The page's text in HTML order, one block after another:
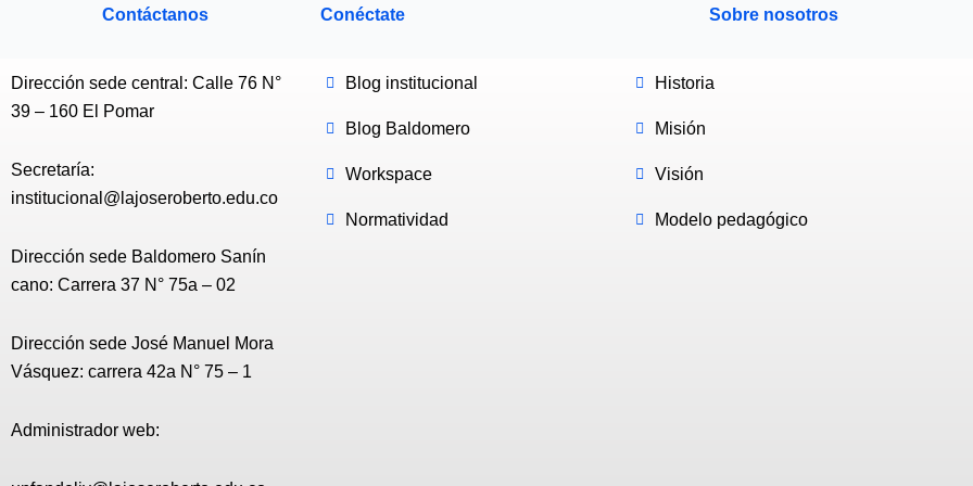
Contáctanos Conéctate Sobre nosotros
Dirección sede central: Calle 76 N°
39 – 160 El Pomar
Secretaría:
institucional@lajoseroberto.edu.co
Dirección sede Baldomero Sanín
cano: Carrera 37 N° 75a – 02
Dirección sede José Manuel Mora
Vásquez: carrera 42a N° 75 – 1
Administrador web:
Blog institucional
Blog Baldomero
Workspace
Normatividad
Historia
Misión
Visión
Modelo pedagógico